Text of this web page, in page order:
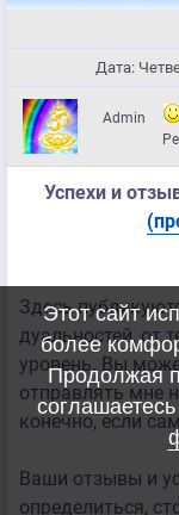
Дата:
Admin
Успехи и
Здесь
дуальностей, от
уровень. Вы
отправлять мне
конечно, если
Ваши отзывы и
определиться,
Этот сайт
более
Продолжая